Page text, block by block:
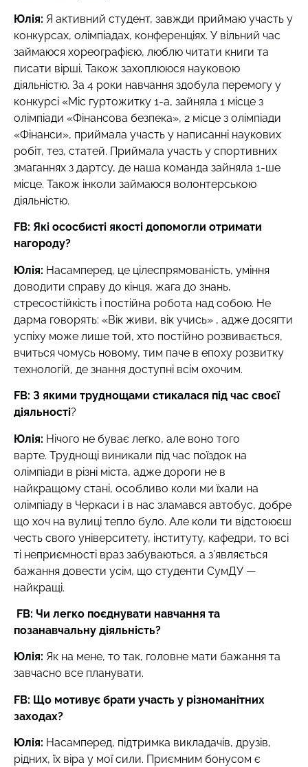
Юлія: Я активний студент, завжди приймаю участь у
конкурсах, олімпіадах, конференціях. У вільний час
займаюся хореографією, люблю читати книги та
писати вірші. Також захоплююся науковою
діяльністю. За 4 роки навчання здобула перемогу у
конкурсі «Міс гуртожитку 1-а, зайняла 1 місце з
олімпіади «Фінансова безпека», 2 місце з олімпіади
«Фінанси», приймала участь у написанні наукових
робіт, тез, статей. Приймала участь у спортивних
змаганнях з дартсу, де наша команда зайняла 1-ше
місце. Також інколи займаюся волонтерською
діяльністю.
FB: Які ососбисті якості допомогли отримати
нагороду?
Юлія: Насамперед, це цілеспрямованість, уміння
доводити справу до кінця, жага до знань,
стресостійкість і постійна робота над собою. Не
дарма говорять: «Вік живи, вік учись» , адже досягти
успіху може лише той, хто постійно розвивається,
вчиться чомусь новому, тим паче в епоху розвитку
технологій, де знання доступні всім охочим.
FB: З якими труднощами стикалася під час своєї
діяльності?
Юлія: Нічого не буває легко, але воно того
варте. Труднощі виникали під час поїздок на
олімпіади в різні міста, адже дороги не в
найкращому стані, особливо коли ми їхали на
олімпіаду в Черкаси і в нас зламався автобус, добре
що хоч на вулиці тепло було. Але коли ти відстоюєш
честь свого університету, інституту, кафедри, то всі
ті неприємності враз забуваються, а з’являється
бажання довести усім, що студенти СумДУ —
найкращі.
FB: Чи легко поєднувати навчання та
позанавчальну діяльність?
Юлія: Як на мене, то так, головне мати бажання та
завчасно все планувати.
FB: Що мотивує брати участь у різноманітних
заходах?
Юлія: Насамперед, підтримка викладачів, друзів,
рідних, їх віра у мої сили. Приємним бонусом є